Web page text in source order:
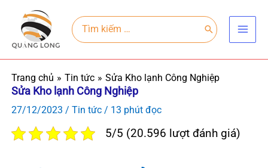
dung
Search
for:
Trang chủ Tin tức Sửa Kho lạnh Công Nghiệp
Sửa Kho lạnh Công Nghiệp
27/12/2023 / Tin tức/ 13 phút đọc
5/5 (20.596 lượt đánh giá)